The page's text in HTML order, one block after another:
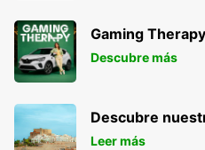
Gaming Therapy
Descubre más
Descubre
Leer más